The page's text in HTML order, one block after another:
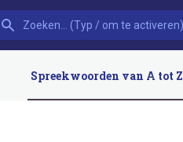
Spreekwoorden van A tot Z